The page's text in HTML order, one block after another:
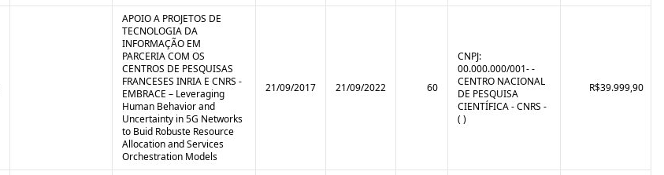
APOIO A PROJETOS DE
TECNOLOGIA DA
INFORMAÇÃO EM
PARCERIA COM OS
CENTROS DE PESQUISAS
FRANCESES INRIA E CNRS -
EMBRACE – Leveraging
Human Behavior and
Uncertainty in 5G Networks
to Buid Robuste Resource
Allocation and Services
Orchestration Models
21/09/2017 21/09/2022 60
CNPJ:
00.000.000/001- -
CENTRO NACIONAL
DE PESQUISA
CIENTÍFICA - CNRS -
( )
R$39.999,90